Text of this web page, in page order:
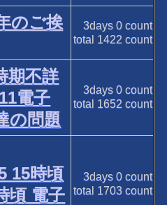
のご挨
3days 0count
total 1422 count
期不詳
電子
の問題
3days 0count
total 1652 count
15時頃
頃 電子
3days 0count
total 1703count